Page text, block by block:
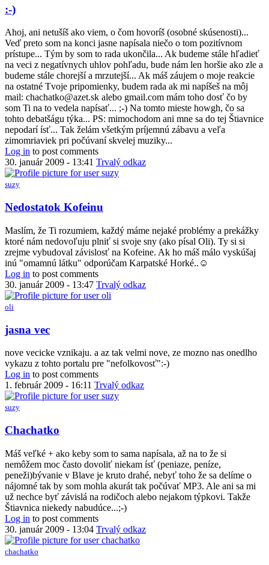
In
reply
to
nedostatok
Kofeinu
(-:
by
Anonym
(bez
overenia)
:-)
Ahoj, ani netušíš ako viem, o čom hovoríš (osobné skúsenosti)...
Veď preto som na konci jasne napísala niečo o tom pozitívnom
prístupe... Tým by som to rada ukončila... Ak budeme stále hľadieť
na veci z negatívnych uhlov pohľadu, bude nám len horšie ako zle a
budeme stále chorejší a mrzutejší... Ak máš záujem o moje reakcie
na ostatné Tvoje pripomienky, budem rada ak mi napíšeš na môj
mail: chachatko@azet.sk alebo gmail.com mám toho dosť čo by
som Ti na to vedela napísať... ;-) Na tomto mieste howgh, čo sa
tohto debatšágu týka... PS: mimochodom ani mne sa do tej Štiavnice
nepodarí ísť... Tak želám všetkým príjemnú zábavu a veľa
zimomriaviek pri počúvaní skvelej muziky...
Log in to post comments
30. január 2009 - 13:41 Trvalý odkaz
suzy
In
reply
to
nedostatok
Kofeinu
(-:
by
Anonym
(bez
overenia)
Nedostatok Kofeinu
Maslím, že Ti rozumiem, každý máme nejaké problémy a prekážky
ktoré nám nedovoľuju plniť si svoje sny (ako písal Oli). Ty si si
zrejme vybudoval závislosť na Kofeine. Ak ho máš málo vyskúšaj
inú "omamnú látku" odporúčam Karpatské Horké..☺
Log in to post comments
30. január 2009 - 13:47 Trvalý odkaz
oli
In
reply
nedostatok
Kofeinu
(-:
by
Anonym
(bez
overenia)
jasna vec
nove vecicke vznikaju. a az tak velmi nove, ze mozno nas onedlho
vykazu z tohto portalu pre "nefolkovosť":-)
Log in to post comments
1. február 2009 - 16:11 Trvalý odkaz
suzy
In
reply
to
Suzy
by
chachatko
Chachatko
Máš veľké + ako keby som to sama napísala, až na to že si
nemôžem moc často dovoliť niekam ísť (peniaze, peníze,
peneži)bývanie v Blave je kruto drahé, nebyť toho že sa delíme o
nájomné tak by som mohla akurát tak počúvať MP3. Ale ani sa mi
už nechce byť závislá na rodičoch alebo nejakom týpkovi. Takže
Štiavnica niekedy nabudúce...;-)
Log in to post comments
30. január 2009 - 13:04 Trvalý odkaz
chachatko